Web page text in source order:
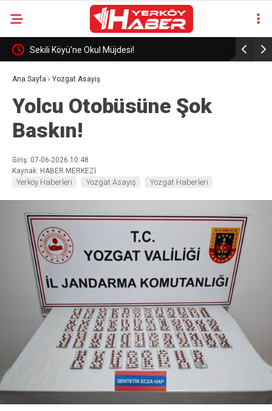
Sekili Köyü’ne Okul Müjdesi! 29 Yıllık
Ana Sayfa › Yozgat Asayiş
Yolcu Otobüsüne Şok
Baskın!
Giriş: 07-06-2026 10:48
Kaynak: HABER MERKEZİ
Yerköy Haberleri Yozgat Asayiş Yozgat Haberleri